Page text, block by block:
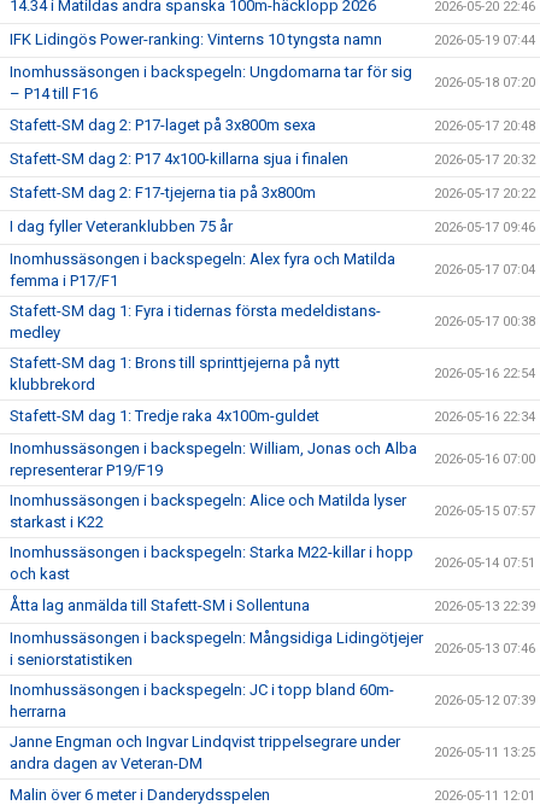
14.34 i Matildas andra spanska 100m-häcklopp 2026 2026-05-20 22:46
IFK Lidingös Power-ranking: Vinterns 10 tyngsta namn 2026-05-19 07:44
Inomhussäsongen i backspegeln: Ungdomarna tar för sig
– P14 till F16
2026-05-18 07:20
Stafett-SM dag 2: P17-laget på 3x800m sexa 2026-05-17 20:48
Stafett-SM dag 2: P17 4x100-killarna sjua i finalen 2026-05-17 20:32
Stafett-SM dag 2: F17-tjejerna tia på 3x800m 2026-05-17 20:22
I dag fyller Veteranklubben 75 år 2026-05-17 09:46
Inomhussäsongen i backspegeln: Alex fyra och Matilda
femma i P17/F1
2026-05-17 07:04
Stafett-SM dag 1: Fyra i tidernas första medeldistans-
medley
2026-05-17 00:38
Stafett-SM dag 1: Brons till sprinttjejerna på nytt
klubbrekord
2026-05-16 22:54
Stafett-SM dag 1: Tredje raka 4x100m-guldet 2026-05-16 22:34
Inomhussäsongen i backspegeln: William, Jonas och Alba
representerar P19/F19
2026-05-16 07:00
Inomhussäsongen i backspegeln: Alice och Matilda lyser
starkast i K22
2026-05-15 07:57
Inomhussäsongen i backspegeln: Starka M22-killar i hopp
och kast
2026-05-14 07:51
Åtta lag anmälda till Stafett-SM i Sollentuna 2026-05-13 22:39
Inomhussäsongen i backspegeln: Mångsidiga Lidingötjejer
i seniorstatistiken
2026-05-13 07:46
Inomhussäsongen i backspegeln: JC i topp bland 60m-
herrarna
2026-05-12 07:39
Janne Engman och Ingvar Lindqvist trippelsegrare under
andra dagen av Veteran-DM
2026-05-11 13:25
Malin över 6 meter i Danderydsspelen 2026-05-11 12:01